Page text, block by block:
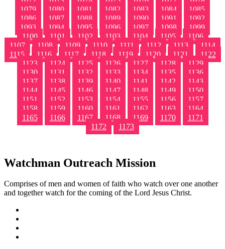
1079
1080 1081 1082 1083 1084
1085
1086
1087 1088 1089 1090 1091
1092
1093
1094 1095 1096 1097 1098
1099
1100
1101 1102 1103 1104 1105
1106
1107
1108 1109 1110 1111 1112 1113
1114
1115
1116 1117 1118 1119 1120 1121
1122
1123
1124 1125 1126 1127 1128
1129
1130
1131 1132 1133 1134 1135
1136
1137
1138 1139 1140 1141 1142
1143
1144
1145 1146 1147 1148 1149
1150
1151
1152 1153 1154 1155 1156
1157
1158
1159 1160 1161 1162 1163
1164
1165
1166 1167 1168 1169 1170
1171
1172
1173
Watchman Outreach Mission
Comprises of men and women of faith who watch over one another
and together watch for the coming of the Lord Jesus Christ.